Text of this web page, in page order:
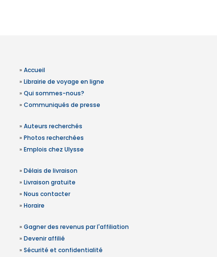
» Accueil
» Librairie de voyage en ligne
» Qui sommes-nous?
» Communiqués de presse
» Auteurs recherchés
» Photos recherchées
» Emplois chez Ulysse
» Délais de livraison
» Livraison gratuite
» Nous contacter
» Horaire
» Gagner des revenus par l'affiliation
» Devenir affilié
» Sécurité et confidentialité